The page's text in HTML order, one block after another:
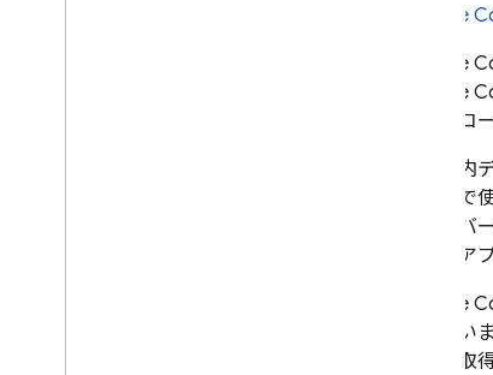
Remote
Remote
Remote
大量のコ
アプリ内
アプリ
をオーバ
ついてア
Remote
まれてい
ら値を取